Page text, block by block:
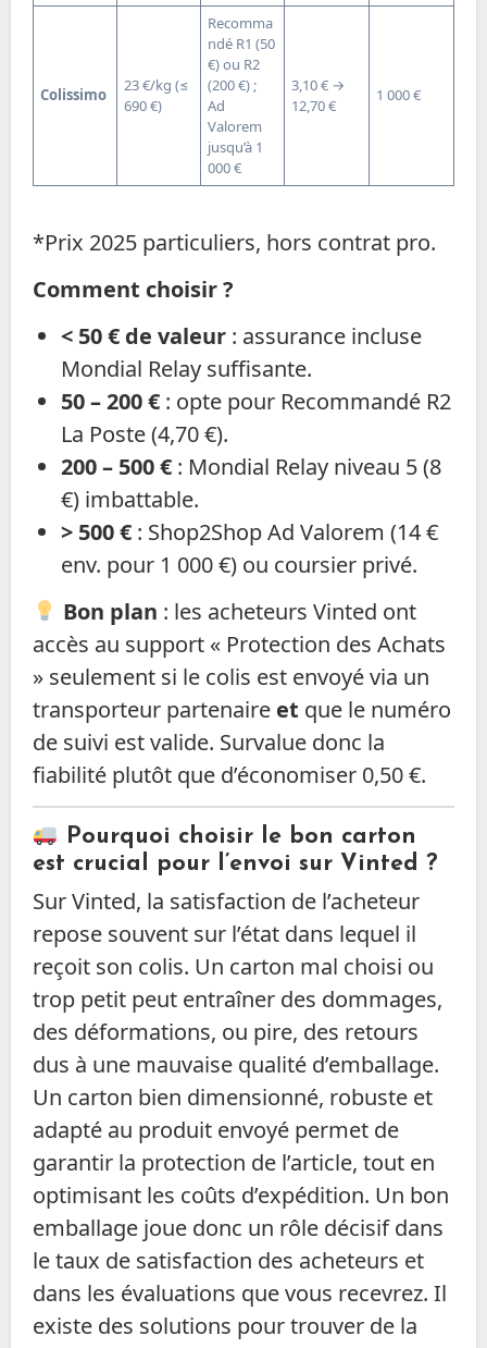
Colissimo
23 €/kg (≤
690 €)
Recomma
ndé R1 (50
€) ou R2
(200 €) ;
Ad
Valorem
jusqu’à 1
000 €
3,10 € →
12,70 €
1 000 €
*Prix 2025 particuliers, hors contrat pro.
Comment choisir ?
< 50 € de valeur: assurance incluse
Mondial Relay suffisante.
50 – 200 €: opte pour Recommandé R2
La Poste (4,70 €).
200 – 500 €: Mondial Relay niveau 5 (8
€) imbattable.
> 500 €: Shop2Shop Ad Valorem (14 €
env. pour 1 000 €) ou coursier privé.
Bon plan : les acheteurs Vinted ont
accès au support « Protection des Achats
» seulement si le colis est envoyé via un
transporteur partenaire et que le numéro
de suivi est valide. Survalue donc la
fiabilité plutôt que d’économiser 0,50 €.
Pourquoi choisir le bon carton
est crucial pour l’envoi sur Vinted ?
Sur Vinted, la satisfaction de l’acheteur
repose souvent sur l’état dans lequel il
reçoit son colis. Un carton mal choisi ou
trop petit peut entraîner des dommages,
des déformations, ou pire, des retours
dus à une mauvaise qualité d’emballage.
Un carton bien dimensionné, robuste et
adapté au produit envoyé permet de
garantir la protection de l’article, tout en
optimisant les coûts d’expédition. Un bon
emballage joue donc un rôle décisif dans
le taux de satisfaction des acheteurs et
dans les évaluations que vous recevrez. Il
existe des solutions pour trouver de la